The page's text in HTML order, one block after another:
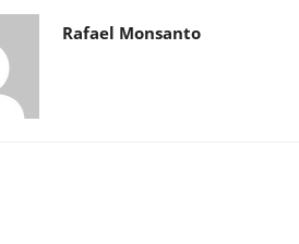
Rafael Monsanto